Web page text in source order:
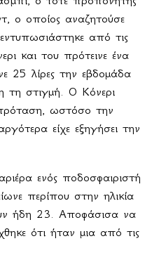
ο οποίος αναζητούσε
από τις
και του πρότεινε ένα
25 λίρες την εβδομάδα
τη στιγμή. Ο Κόνερι
ωστόσο την
είχε εξηγήσει την
ενός ποδοσφαιριστή
περίπου στην ηλικία
ήδη 23. Αποφάσισα να
ότι ήταν μια από τις